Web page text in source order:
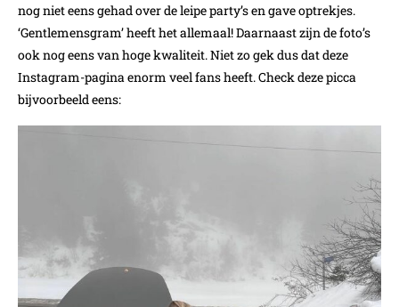
nog niet eens gehad over de leipe party’s en gave optrekjes.
‘Gentlemensgram’ heeft het allemaal! Daarnaast zijn de foto’s
ook nog eens van hoge kwaliteit. Niet zo gek dus dat deze
Instagram-pagina enorm veel fans heeft. Check deze picca
bijvoorbeeld eens: